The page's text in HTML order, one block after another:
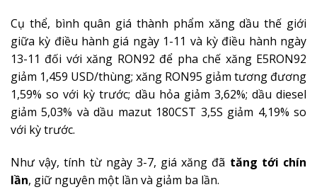
Cụ thể, bình quân giá thành phẩm xăng dầu thế giới
giữa kỳ điều hành giá ngày 1-11 và kỳ điều hành ngày
13-11 đối với xăng RON92 để pha chế xăng E5RON92
giảm 1,459 USD/thùng; xăng RON95 giảm tương đương
1,59% so với kỳ trước; dầu hỏa giảm 3,62%; dầu diesel
giảm 5,03% và dầu mazut 180CST 3,5S giảm 4,19% so
với kỳ trước.
Như vậy, tính từ ngày 3-7, giá xăng đã tăng tới chín
lần, giữ nguyên một lần và giảm ba lần.